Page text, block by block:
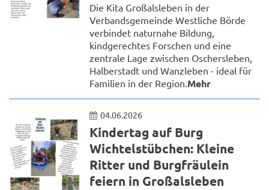
Die Kita Großalsleben in der
Verbandsgemeinde Westliche Börde
verbindet naturnahe Bildung,
kindgerechtes Forschen und eine
zentrale Lage zwischen Oschersleben,
Halberstadt und Wanzleben - ideal für
Familien in der Region. Mehr
04.06.2026
Kindertag auf Burg
Wichtelstübchen: Kleine
Ritter und Burgfräulein
feiern in Großalsleben